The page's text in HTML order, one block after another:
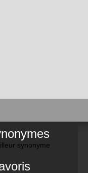
synonyme